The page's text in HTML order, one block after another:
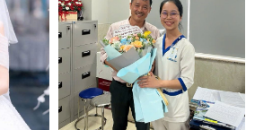
Thủy Florist.
đa dạng mẫu hoa:hoa sinh
,hoa cưới đẹp,vònghoa tang
bó hoa cướiđược chăm chút